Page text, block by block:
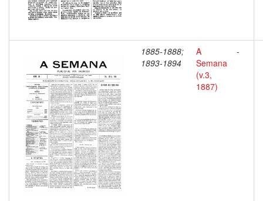
1885-1888;
1893-1894
A
Semana
(v.3,
1887)
-